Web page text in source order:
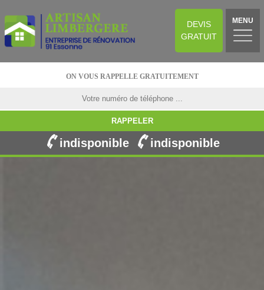
DEVIS
GRATUIT
MENU
ON VOUS RAPPELLE GRATUITEMENT
indisponible indisponible